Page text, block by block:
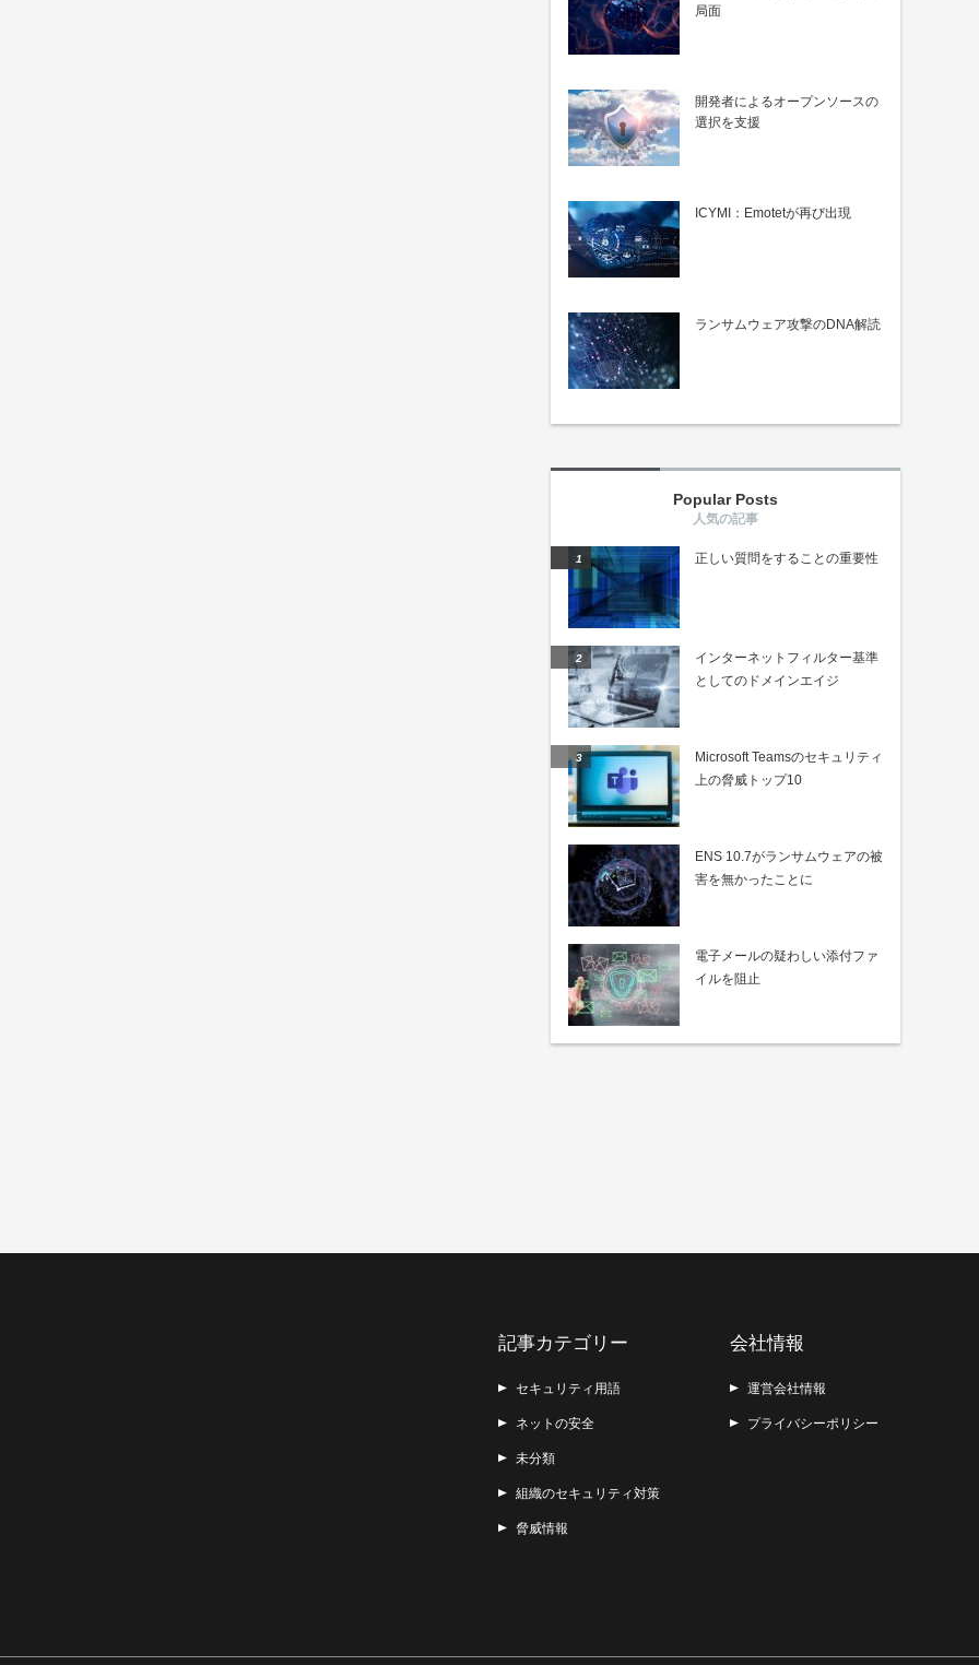
局面
開発者によるオープンソースの
選択を支援
ICYMI：Emotetが再び出現
ランサムウェア攻撃のDNA解読
Popular Posts
正しい質問をすることの重要性
インターネットフィルター基準
としてのドメインエイジ
Microsoft Teamsのセキュリティ
上の脅威トップ10
ENS 10.7がランサムウェアの被
害を無かったことに
電子メールの疑わしい添付ファ
イルを阻止
記事カテゴリー
セキュリティ用語
ネットの安全
未分類
組織のセキュリティ対策
脅威情報
会社情報
運営会社情報
プライバシーポリシー